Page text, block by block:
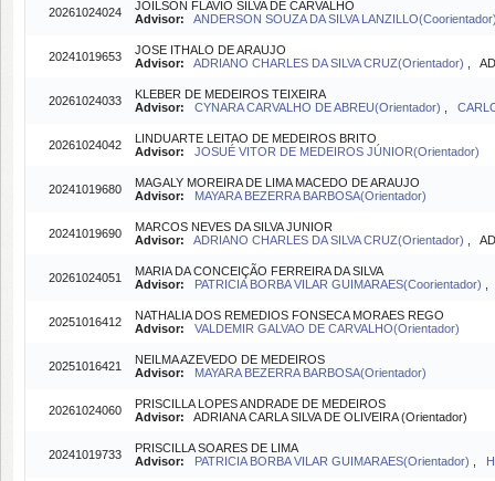
20261024024
JOILSON FLAVIO SILVA DE CARVALHO
Advisor:
ANDERSON SOUZA DA SILVA
20241019653
JOSE ITHALO DE ARAUJO
Advisor:
ADRIANO CHARLES DA SILVA CRUZ(Orientador) ,
20261024033
KLEBER DE MEDEIROS TEIXEIRA
Advisor:
CYNARA CARVALHO DE ABREU(Orientador)
20261024042
LINDUARTE LEITAO DE MEDEIROS BRITO
Advisor:
JOSUÉ VITOR DE MEDEIROS JÚNIOR(Orientador)
20241019680
MAGALY MOREIRA DE LIMA MACEDO DE ARAUJO
Advisor:
MAYARA BEZERRA BARBOSA(Orientador)
20241019690
MARCOS NEVES DA SILVA JUNIOR
Advisor:
ADRIANO CHARLES DA SILVA CRUZ(Orientador) ,
20261024051
MARIA DA CONCEIÇÃO FERREIRA DA SILVA
Advisor:
PATRICIA BORBA VILAR GUIMARAES(Coorientador)
20251016412
NATHALIA DOS REMEDIOS FONSECA MORAES REGO
Advisor:
VALDEMIR GALVAO DE CARVALHO(Orientador)
20251016421
NEILMA AZEVEDO DE MEDEIROS
Advisor:
MAYARA BEZERRA BARBOSA(Orientador)
20261024060
PRISCILLA LOPES ANDRADE DE MEDEIROS
Advisor: ADRIANA CARLA SILVA DE OLIVEIRA (Orientador)
20241019733
PRISCILLA SOARES DE LIMA
Advisor:
PATRICIA BORBA VILAR GUIMARAES(Orientador)